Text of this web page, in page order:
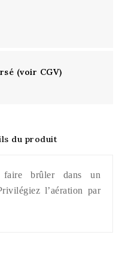
(voir CGV)
du produit
brûler dans un
l’aération par